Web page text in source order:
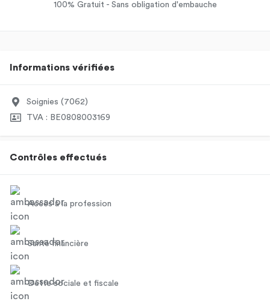
100% Gratuit - Sans obligation d'embauche
Informations vérifiées
Soignies (7062)
TVA : BE0808003169
Contrôles effectués
Accès à la profession
Santé financière
Dette sociale et fiscale